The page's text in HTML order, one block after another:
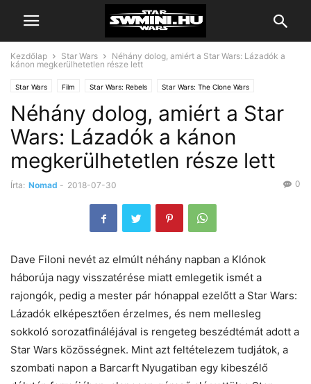
Kezdőlap Star Wars
Néhány dolog, amiért a Star Wars: Lázadók a
kánon megkerülhetetlen része lett
Star Wars Film Star Wars: Rebels Star Wars: The Clone Wars
Néhány dolog, amiért a Star
Wars: Lázadók a kánon
megkerülhetetlen része lett
Írta: Nomad - 2018-07-30 0
Dave Filoni nevét az elmúlt néhány napban a Klónok
háborúja nagy visszatérése miatt emlegetik ismét a
rajongók, pedig a mester pár hónappal ezelőtt a Star Wars:
Lázadók elképesztően érzelmes, és nem mellesleg
sokkoló sorozatfináléjával is rengeteg beszédtémát adott a
Star Wars közösségnek. Mint azt feltételezem tudjátok, a
szombati napon a Barcarft Nyugatiban egy kibeszélő